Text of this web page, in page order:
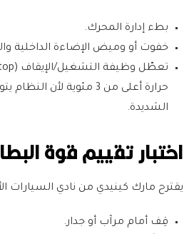
بطء إدارة المحرك.
خفوت أو وميض الإضاءة الداخلية
حرارة أعلى من 3 مئوية لأن
الشديدة.
اختبار تقييم قوة
يقترح مارك كينيدي من نادي السيارات
قِف أمام مرآب أو جدار.